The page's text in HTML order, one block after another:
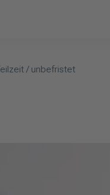
/ unbefristet